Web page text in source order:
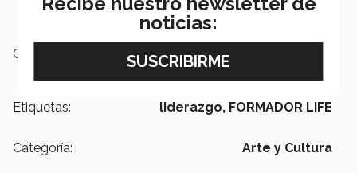
Campus: Ciudad de México
Etiquetas: liderazgo, FORMADOR LIFE
Categoría: Arte y Cultura
noticias: